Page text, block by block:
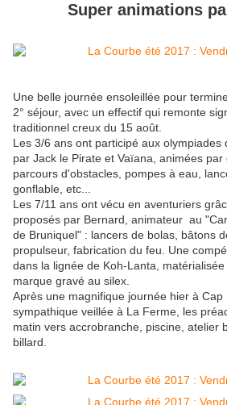
Super animations
Une belle journée ensoleillée pour
2° séjour, avec un effectif qui remonte
traditionnel creux du 15 août.
Les 3/6 ans ont participé aux olympiades
par Jack le Pirate et Vaïana, animées
parcours d'obstacles, pompes à eau,
gonflable, etc...
Les 7/11 ans ont vécu en aventuriers
proposés par Bernard, animateur au
de Bruniquel" : lancers de bolas, bâtons
propulseur, fabrication du feu. Une
dans la lignée de Koh-Lanta,
marque gravé au silex.
Après une magnifique journée hier à
sympathique veillée à La Ferme, les
matin vers accrobranche, piscine, atelier
billard.